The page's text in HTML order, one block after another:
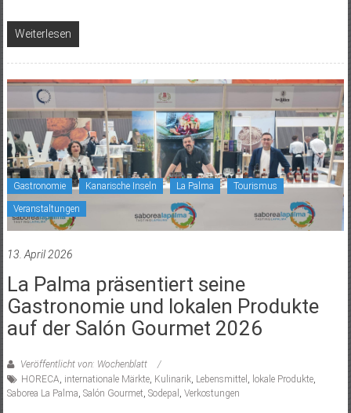
Weiterlesen
Gastronomie Kanarische Inseln La Palma Tourismus
Veranstaltungen
13. April 2026
La Palma präsentiert seine
Gastronomie und lokalen Produkte
auf der Salón Gourmet 2026
Veröffentlicht von: Wochenblatt
HORECA, internationale Märkte, Kulinarik, Lebensmittel , lokale Produkte,
Saborea La Palma, Salón Gourmet, Sodepal , Verkostungen